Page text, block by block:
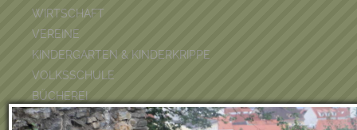
WIRTSCHAFT
VEREINE
KINDERGARTEN & KINDERKRIPPE
VOLKSSCHULE
BÜCHEREI
FEUERWEHR